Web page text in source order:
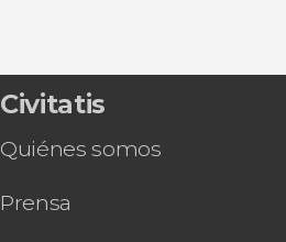
Civitatis
Quiénes somos
Prensa